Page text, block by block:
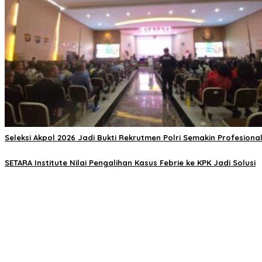
Seleksi Akpol 2026 Jadi Bukti Rekrutmen Polri Semakin Profesional
SETARA Institute Nilai Pengalihan Kasus Febrie ke KPK Jadi Solusi